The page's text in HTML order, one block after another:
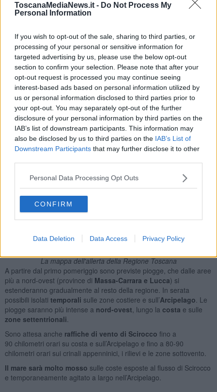
ToscanaMediaNews.it - Do Not Process My
Personal Information
If you wish to opt-out of the sale, sharing to third parties, or
processing of your personal or sensitive information for
targeted advertising by us, please use the below opt-out
section to confirm your selection. Please note that after your
opt-out request is processed you may continue seeing
interest-based ads based on personal information utilized by
us or personal information disclosed to third parties prior to
your opt-out. You may separately opt-out of the further
disclosure of your personal information by third parties on the
IAB’s list of downstream participants. This information may
also be disclosed by us to third parties on the IAB’s List of
Downstream Participants that may further disclose it to other
Personal Data Processing Opt Outs
CONFIRM
Data Deletion Data Access Privacy Policy
mentre l'allerta gialla per
vento forte e mareggiate
su Arcipelago
e costa della Maremma è in vigore dalle 9 di domani sempre fino a
mezzanotte.
La mappa dell'allerta della Regione Toscana
A partire dal primo pomeriggio sono previste piogge, che dalle aree
più a nord-ovest (province di Massa-Carrara e Lucca) si
estenderanno gradualmente al resto della regione. In serata
possibili isolati temporali sulle zone costiere e sull’Arcipelago . Le
piogge saranno più intense a nord-ovest , lungo la costa e sulle
zone settentrionali
Sono attesa anche raffiche di vento di Scirocco fino a
90 chilometri orari su costa e sull’Arcipelago e fino a 80-90
chilometri orari sui crinali appenninici, i rilievi e le zone sottovento.
Il mare sarà molto mosso sulle coste esposte al flusso di Scirocco
e temporaneamente agitato a largo nell’Arcipelago.